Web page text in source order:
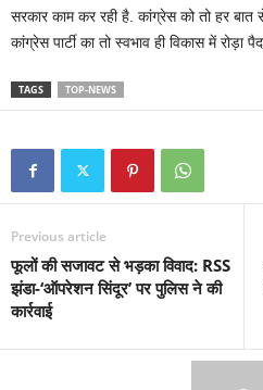
सरकार काम कर रही है. कांग्रेस को तो हर बात
कांग्रेस पार्टी का तो स्वभाव ही विकास में रोड़ा
TAGS TOP-NEWS
Previous article
फूलों की सजावट से भड़का विवाद: RSS
झंडा-‘ऑपरेशन सिंदूर’ पर पुलिस ने की
कार्रवाई